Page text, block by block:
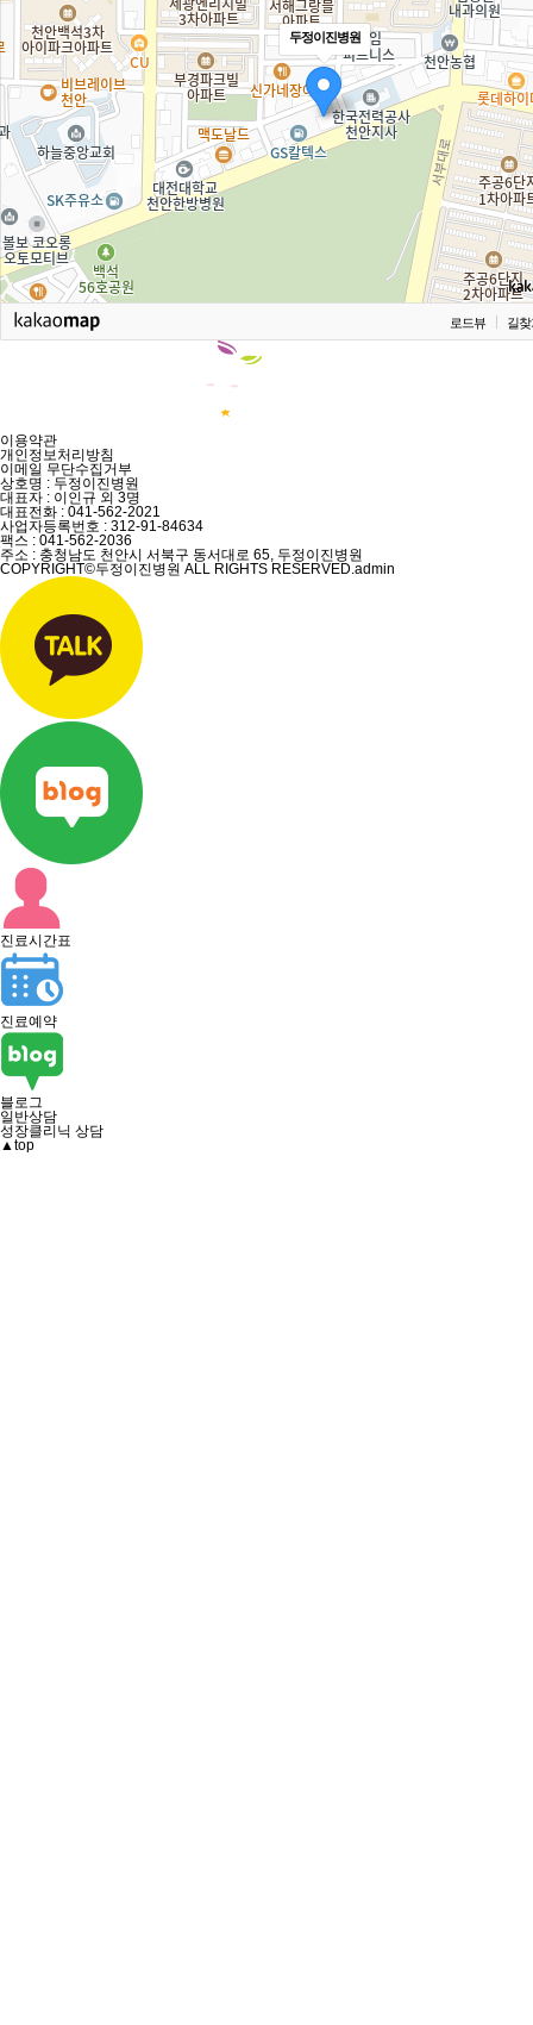
두정이진병원
로드뷰 길찾
이용약관
개인정보처리방침
이메일 무단수집거부
상호명 : 두정이진병원
대표자 : 이인규 외 3명
대표전화 : 041-562-2021
사업자등록번호 : 312-91-84634
팩스 : 041-562-2036
주소 : 충청남도 천안시 서북구 동서대로 65, 두정이진병원
COPYRIGHT©두정이진병원 ALL RIGHTS RESERVED.admin
진료시간표
진료예약
블로그
일반상담
성장클리닉 상담
▲top